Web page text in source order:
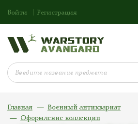
Войти Регистрация
Главная
Военный антиквариат
Оформление коллекции